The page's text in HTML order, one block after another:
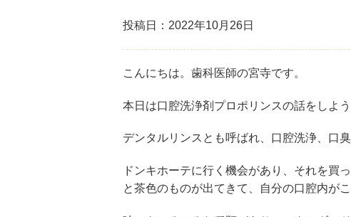
投稿日：2022年10月26日
こんにちは。歯科医師の宮寺です。
本日は口腔洗浄剤プロポリンスの話をしよう
デンタルリンスとも呼ばれ、口腔洗浄、口
ドンキホーテに行く機会があり、それを買
と茶色のものが出てきて、自分の口腔内が